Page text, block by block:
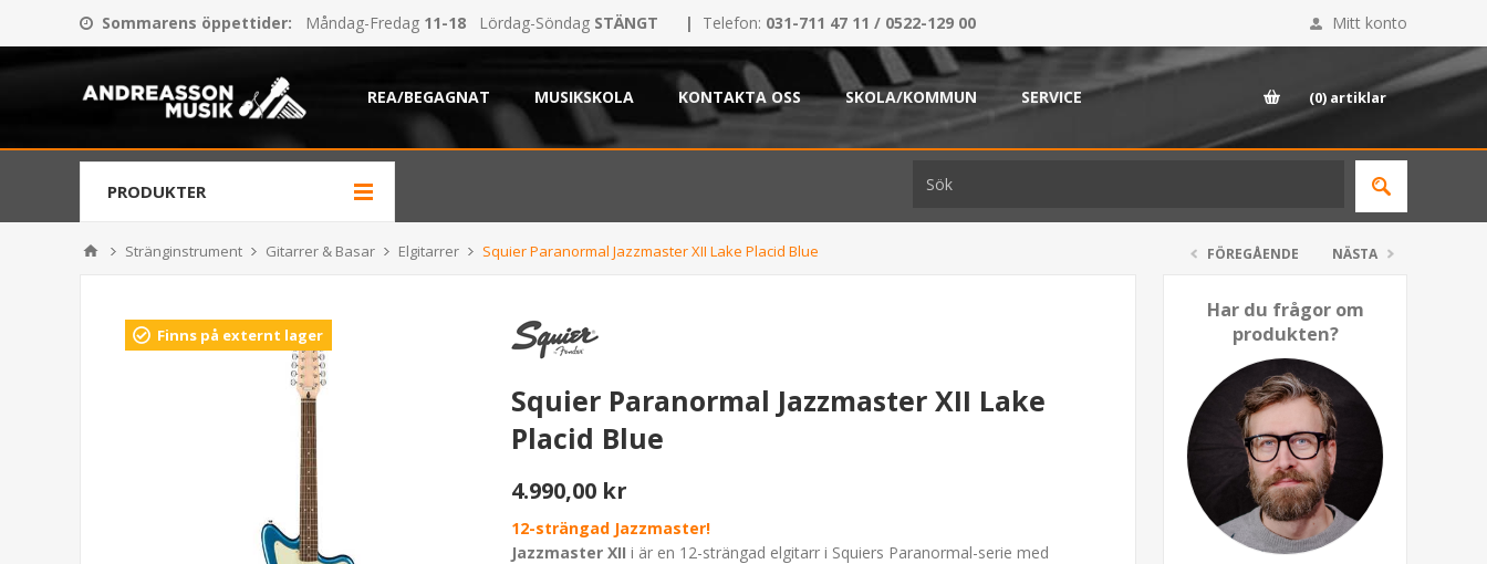
Sommarens öppettider: Måndag-Fredag 11-18 Lördag-Söndag STÄNGT | Telefon: 031-711 47 11 / 0522-129 00 Mitt konto
REA/BEGAGNAT MUSIKSKOLA KONTAKTA OSS SKOLA/KOMMUN SERVICE (0) artiklar
PRODUKTER
Stränginstrument Gitarrer & Basar Elgitarrer Squier Paranormal Jazzmaster XII Lake Placid Blue FÖREGÅENDE NÄSTA
Har du frågor om
produkten?
Finns på externt lager
Squier Paranormal Jazzmaster XII Lake
Placid Blue
4.990,00 kr
12-strängad Jazzmaster!
Jazzmaster XII i är en 12-strängad elgitarr i Squiers Paranormal-serie med